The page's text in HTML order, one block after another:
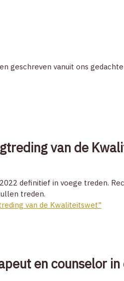
geschreven vanuit ons
van de
definitief in voege treden.
treden.
van de Kwaliteitswet"
en counselor